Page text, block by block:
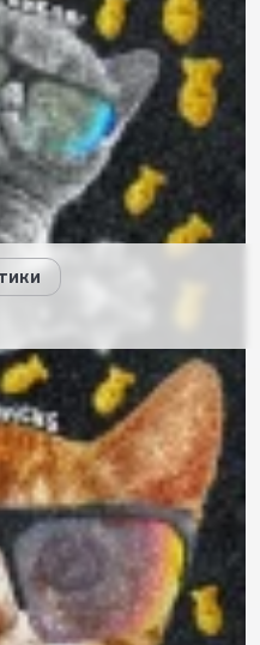
0.0
Нет отзывов
Задать
вопрос
отзыв